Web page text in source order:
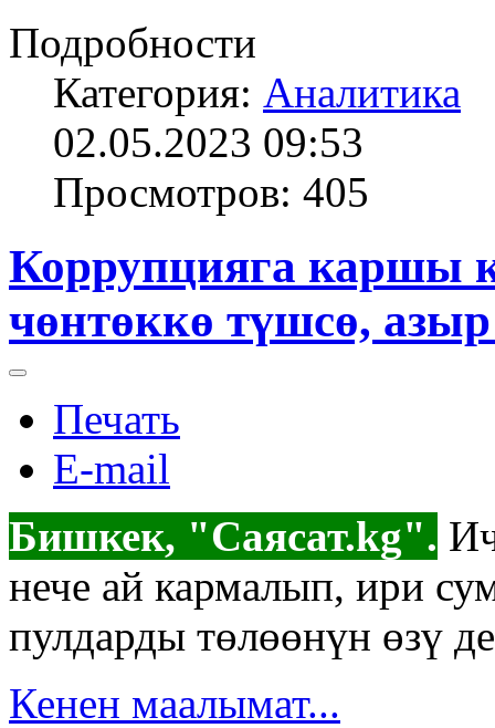
Подробности
Категория: Аналитика
02.05.2023 09:53
Просмотров: 405
Коррупцияга каршы
чөнтөккө түшсө,
Печать
E-mail
Бишкек, "Саясат.kg".
нече ай кармалып, ири
пулдарды төлөөнүн өзү
Кенен маалымат...